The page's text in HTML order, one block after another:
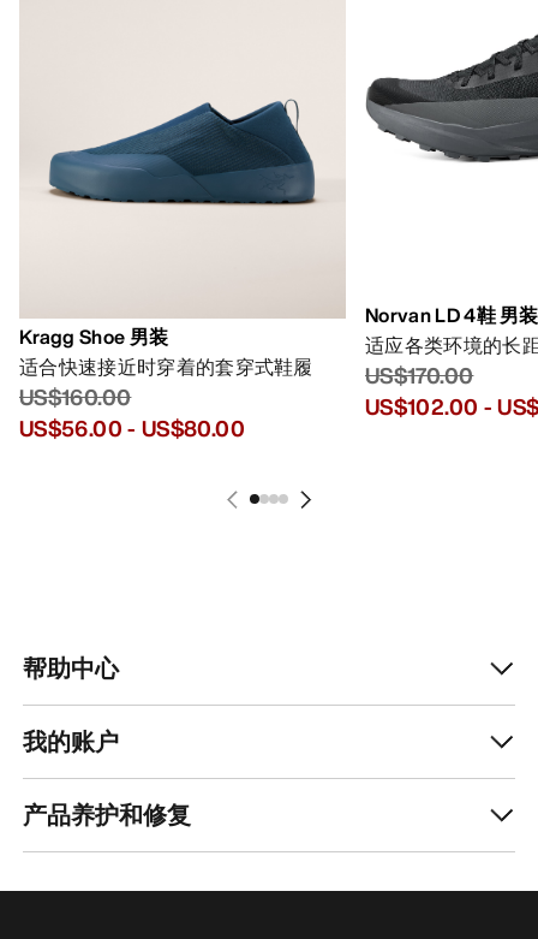
Kragg Shoe 男装
适合快速接近时穿着的套穿式鞋履
US$160.00
US$56.00- US$80.00
Norvan LD 4鞋 男装
适应各类环境的长
US$170.00
US$102.00 -
帮助中心
我的账户
产品养护和修复